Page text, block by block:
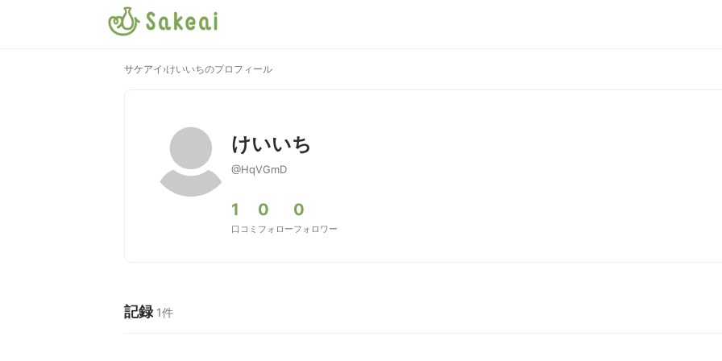
サケアイ ›けいいちのプロフィール
けいいち
@HqVGmD
1
口コミ
0
フォロー
0
フォロワー
記録 1件